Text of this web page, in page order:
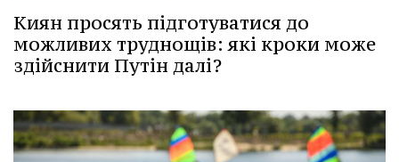
Киян просять підготуватися до
можливих труднощів: які кроки може
здійснити Путін далі?